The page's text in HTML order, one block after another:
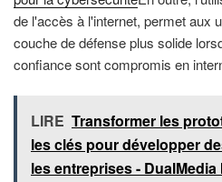
de l'accès à l'internet, permet aux
couche de défense plus solide
confiance sont compromis en
LIRE Transformer les
les clés pour développer
les entreprises -